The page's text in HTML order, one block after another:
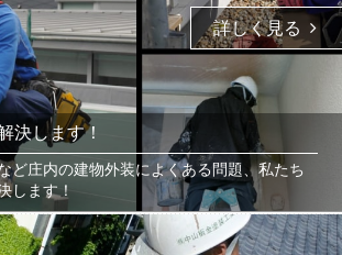
詳しく見る
決します！
ど庄内の建物外装によくある問題、私たち
します！